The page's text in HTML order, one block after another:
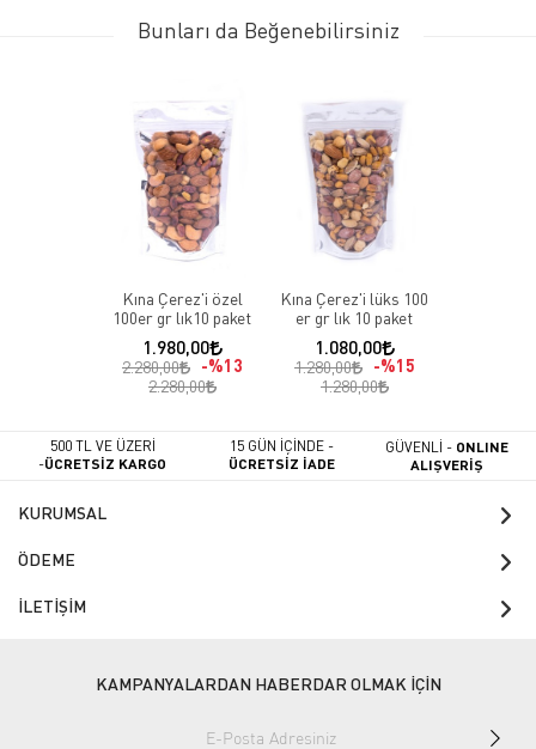
Bunları da Beğenebilirsiniz
Kına Çerez'i özel
100er gr lık10 paket
1.980,00
2.280,00
%13
2.280,00
Kına Çerez'i lüks 100
er gr lık 10 paket
1.080,00
1.280,00
%15
1.280,00
500 TL VE ÜZERİ
-ÜCRETSİZ KARGO
15 GÜN İÇİNDE -
ÜCRETSİZ İADE
GÜVENLİ - ONLINE
ALIŞVERİŞ
KURUMSAL
ÖDEME
İLETİŞİM
KAMPANYALARDAN HABERDAR OLMAK İÇİN